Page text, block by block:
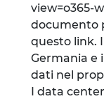
view=o365-
documento
questo link.
Germania e
dati nel
I data